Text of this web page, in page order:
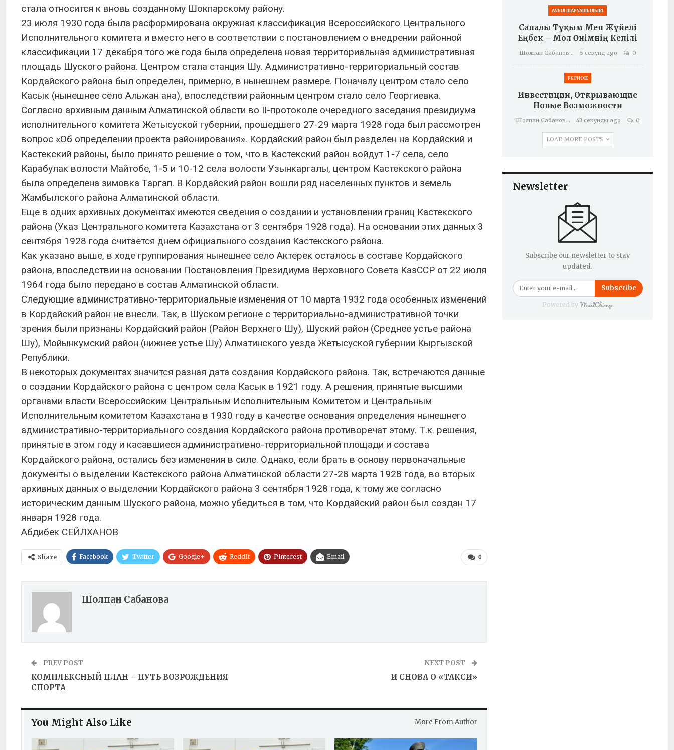
стала относится к вновь созданному Шокпарскому району.
23 июля 1930 года была расформирована окружная классификация Всероссийского Центрального
Исполнительного комитета и вместо него в соответствии с постановлением о внедрении районной
классификации 17 декабря того же года была определена новая территориальная административная
площадь Шуского района. Центром стала станция Шу. Административно-территориальный состав
Кордайского района был определен, примерно, в нынешнем размере. Поначалу центром стало село
Касык (нынешнее село Альжан ана), впоследствии районным центром стало село Георгиевка.
Согласно архивным данным Алматинской области во ІІ-протоколе очередного заседания президиума
исполнительного комитета Жетысуской губернии, прошедшего 27-29 марта 1928 года был рассмотрен
вопрос «Об определении проекта районирования». Кордайский район был разделен на Кордайский и
Кастекский районы, было принято решение о том, что в Кастекский район войдут 1-7 села, село
Карабулак волости Майтобе, 1-5 и 10-12 села волости Узынкаргалы, центром Кастекского района
была определена зимовка Таргап. В Кордайский район вошли ряд населенных пунктов и земель
Жамбылского района Алматинской области.
Еще в одних архивных документах имеются сведения о создании и установлении границ Кастекского
района (Указ Центрального комитета Казахстана от 3 сентября 1928 года). На основании этих данных 3
сентября 1928 года считается днем официального создания Кастекского района.
Как указано выше, в ходе группирования нынешнее село Актерек осталось в составе Кордайского
района, впоследствии на основании Постановления Президиума Верховного Совета КазССР от 22 июля
1964 года было передано в состав Алматинской области.
Следующие административно-территориальные изменения от 10 марта 1932 года особенных изменений
в Кордайский район не внесли. Так, в Шуском регионе с территориально-административной точки
зрения были признаны Кордайский район (Район Верхнего Шу), Шуский район (Среднее устье района
Шу), Мойынкумский район (нижнее устье Шу) Алматинского уезда Жетысуской губернии Кыргызской
Републики.
В некоторых документах значится разная дата создания Кордайского района. Так, встречаются данные
о создании Кордайского района с центром села Касык в 1921 году. А решения, принятые высшими
органами власти Всероссийским Центральным Исполнительным Комитетом и Центральным
Исполнительным комитетом Казахстана в 1930 году в качестве основания определения нынешнего
административно-территориального создания Кордайского района противоречат этому. Т.к. решения,
принятые в этом году и касавшиеся административно-территориальной площади и состава
Кордайского района, остались без изменения в силе. Однако, если брать в основу первоначальные
документы о выделении Кастекского района Алматинской области 27-28 марта 1928 года, во вторых
архивных данных о выделении Кордайского района 3 сентября 1928 года, к тому же согласно
историческим данным Шуского района, можно убедиться в том, что Кордайский район был создан 17
января 1928 года.
Абдибек СЕЙЛХАНОВ
0
Share Facebook Twitter Google+ ReddIt Pinterest Email
Шолпан Сабанова
PREV POST
КОМПЛЕКСНЫЙ ПЛАН – ПУТЬ ВОЗРОЖДЕНИЯ
СПОРТА
NEXT POST
И СНОВА О «ТАКСИ»
You Might Also Like More From Author
АУЫЛ ШАРУАШЫЛЫҒЫ
Сапалы Тұқым Мен Жүйелі
Еңбек – Мол Өнімнің Кепілі
Шолпан Сабанова 5 секунд ago 0
РЕГИОН
Инвестиции, Открывающие
Новые Возможности
Шолпан Сабанова 43 секунды ago 0
LOAD MORE POSTS
Newsletter
Subscribe our newsletter to stay
updated.
Subscribe
Powered by